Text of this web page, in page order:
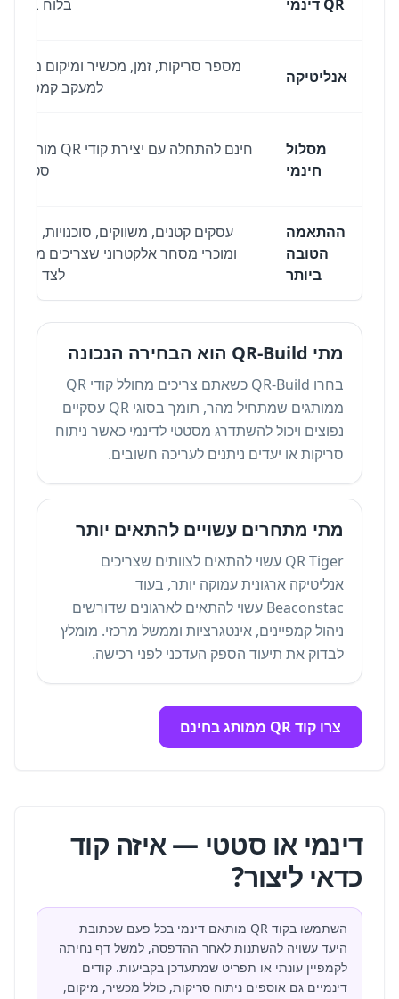
QR דינמי
בלוח בקרה.
אנליטיקה
מספר סריקות, זמן, מכשיר ומיקום משוער
למעקב קמפיינים.
מסלול
חינמי
חינם להתחלה עם יצירת קודי QR מותאמים
סטטיים.
ההתאמה
הטובה
ביותר
עסקים קטנים, משווקים, סוכנויות, יוצרים
ומוכרי מסחר אלקטרוני שצריכים מהירות
לצד מיתוג.
מתי QR-Build הוא הבחירה הנכונה
בחרו QR-Build כשאתם צריכים מחולל קודי QR
ממותגים שמתחיל מהר, תומך בסוגי QR עסקיים
נפוצים ויכול להשתדרג מסטטי לדינמי כאשר ניתוח
סריקות או יעדים ניתנים לעריכה חשובים.
מתי מתחרים עשויים להתאים יותר
QR Tiger עשוי להתאים לצוותים שצריכים
אנליטיקה ארגונית עמוקה יותר, בעוד
Beaconstac עשוי להתאים לארגונים שדורשים
ניהול קמפיינים, אינטגרציות וממשל מרכזי. מומלץ
לבדוק את תיעוד הספק העדכני לפני רכישה.
צרו קוד QR ממותג בחינם
דינמי או סטטי — איזה קוד
כדאי ליצור?
השתמשו בקוד QR מותאם דינמי בכל פעם שכתובת
היעד עשויה להשתנות לאחר ההדפסה, למשל דף נחיתה
לקמפיין עונתי או תפריט שמתעדכן בקביעות. קודים
דינמיים גם אוספים ניתוח סריקות, כולל מכשיר, מיקום,